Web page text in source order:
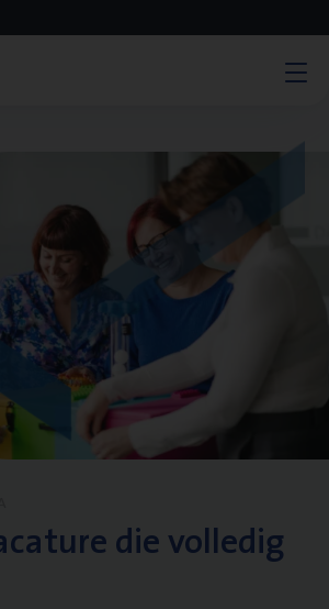
die volledig